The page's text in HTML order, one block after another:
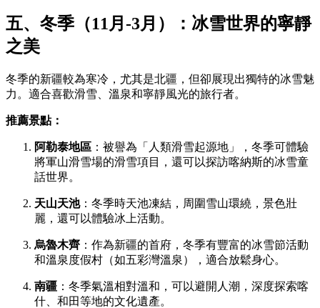
五、冬季（11月-3月）：冰雪世界的寧靜
之美
冬季的新疆較為寒冷，尤其是北疆，但卻展現出獨特的冰雪魅
力。適合喜歡滑雪、溫泉和寧靜風光的旅行者。
推薦景點：
阿勒泰地區 ：被譽為「人類滑雪起源地」，冬季可體驗
將軍山滑雪場的滑雪項目，還可以探訪喀納斯的冰雪童
話世界。
天山天池：冬季時天池凍結，周圍雪山環繞，景色壯
麗，還可以體驗冰上活動。
烏魯木齊：作為新疆的首府，冬季有豐富的冰雪節活動
和溫泉度假村（如五彩灣溫泉），適合放鬆身心。
南疆 ：冬季氣溫相對溫和，可以避開人潮，深度探索喀
什、和田等地的文化遺產。